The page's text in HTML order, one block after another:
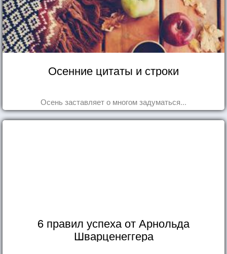
Осенние цитаты и строки
Осень заставляет о многом задуматься...
6 правил успеха от Арнольда
Шварценеггера